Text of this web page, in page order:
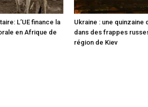
L’UE finance la
en Afrique de
Ukraine : une quinzaine
dans des frappes
région de Kiev